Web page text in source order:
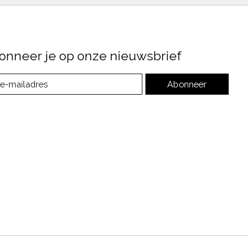
je op onze nieuwsbrief
Abonneer